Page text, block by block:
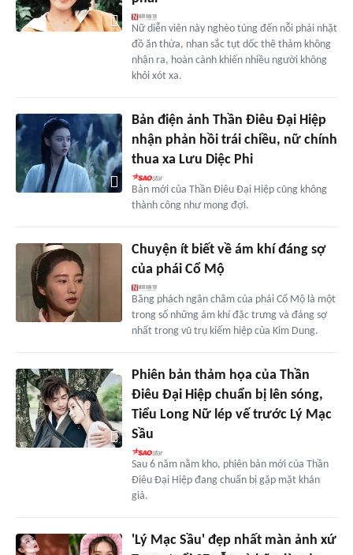
Nữ diễn viên này nghèo túng đến nỗi phải nhặt
đồ ăn thừa, nhan sắc tụt dốc thê thảm không
nhận ra, hoàn cảnh khiến nhiều người không
khỏi xót xa.
Bản điện ảnh Thần Điêu Đại Hiệp
nhận phản hồi trái chiều, nữ chính
thua xa Lưu Diệc Phi
Bản mới của Thần Điêu Đại Hiệp cũng không
thành công như mong đợi.
Chuyện ít biết về ám khí đáng sợ
của phái Cổ Mộ
Băng phách ngân châm của phái Cổ Mộ là một
trong số những ám khí đặc trưng và đáng sợ
nhất trong vũ trụ kiếm hiệp của Kim Dung.
Phiên bản thảm họa của Thần
Điêu Đại Hiệp chuẩn bị lên sóng,
Tiểu Long Nữ lép vế trước Lý Mạc
Sầu
Sau 6 năm nằm kho, phiên bản mới của Thần
Điêu Đại Hiệp đang chuẩn bị gặp mặt khán
giả.
'Lý Mạc Sầu' đẹp nhất màn ảnh xứ